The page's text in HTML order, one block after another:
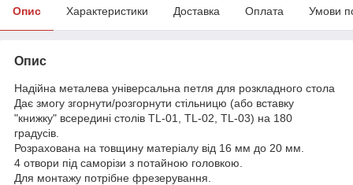
Опис Характеристики Доставка Оплата Умови
Опис
Надійна металева універсальна петля для розкладного стола
Дає змогу згорнути/розгорнути стільницю (або вставку
"книжку" всередині столів TL-01, TL-02, TL-03) на 180
градусів.
Розрахована на товщину матеріалу від 16 мм до 20 мм.
4 отвори під саморізи з потайною головкою.
Для монтажу потрібне фрезерування.